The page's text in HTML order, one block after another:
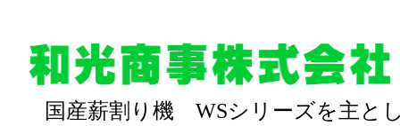
国産薪割り機 WSシリーズを主と